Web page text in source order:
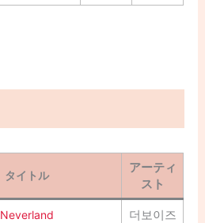
タイトル
アーティ
スト
Neverland 더보이즈